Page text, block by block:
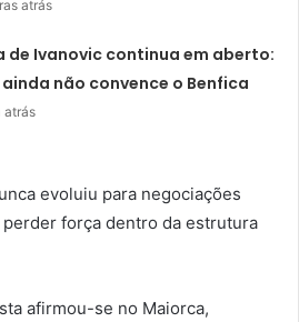
atrás
de Ivanovic continua em aberto:
não convence o Benfica
atrás
evoluiu para negociações
força dentro da estrutura
afirmou-se no Maiorca,